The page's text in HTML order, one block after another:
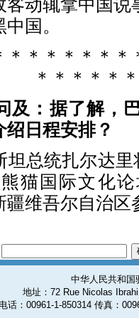
客动辄拿中国
国。
＊＊＊＊＊＊
＊＊＊＊＊
及：据了解，
日程安排？
坦总统扎尔达
猫国际文化
疆维吾尔自治区
中华人民共和国
地址：72 Rue Nicolas
电话：00961-1-850314 传真：